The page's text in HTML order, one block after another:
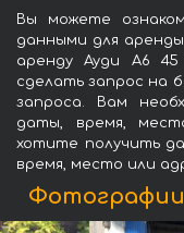
Вы можете
данными для
аренду Ауди A6
сделать запрос на
запроса. Вам
даты, время,
хотите получить
время, место или
Фотографии